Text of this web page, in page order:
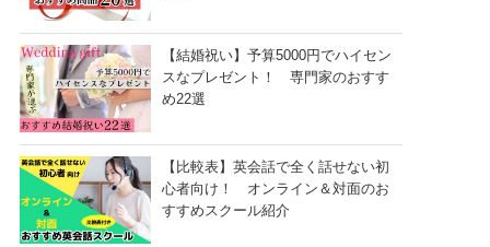
【結婚祝い】予算5000円でハイセン
スなプレゼント！ 専門家のおすす
め22選
【比較表】英会話で全く話せない初
心者向け！ オンライン＆対面のお
すすめスクール紹介